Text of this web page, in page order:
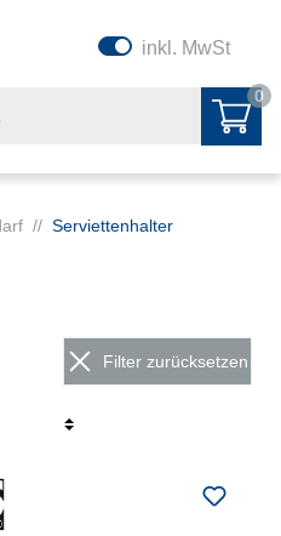
inkl. MwSt
0
// Serviettenhalter
Filter zurücksetzen